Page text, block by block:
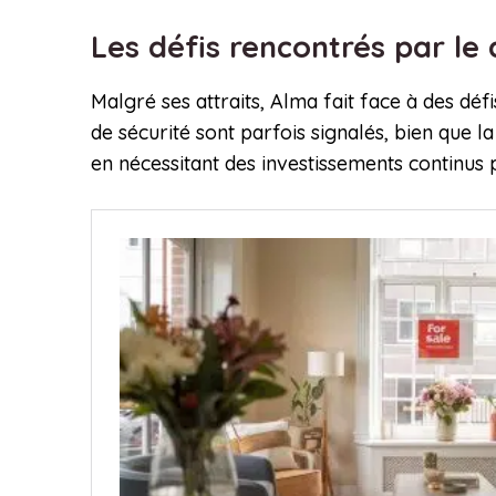
Les défis rencontrés par
Malgré ses attraits, Alma fait face à des
de sécurité sont parfois signalés, bien que
en nécessitant des investissements